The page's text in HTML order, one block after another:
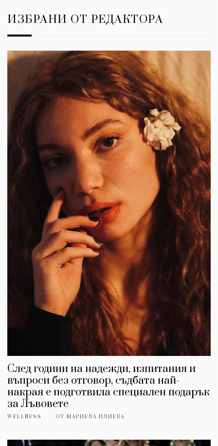
ИЗБРАНИ ОТ РЕДАКТОРА
След години на надежди, изпитания и
въпроси без отговор, съдбата най-
накрая е подготвила специален подарък
за Лъвовете
WELLNESS ОТ МАРИЕЛА ИЛИЕВА